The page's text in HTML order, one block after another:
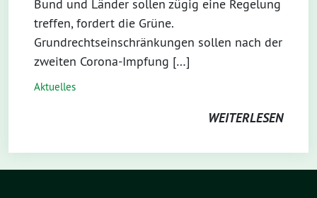
Bund und Länder sollen zügig eine Regelung
treffen, fordert die Grüne.
Grundrechtseinschränkungen sollen nach der
zweiten Corona-Impfung […]
Aktuelles
WEITERLESEN